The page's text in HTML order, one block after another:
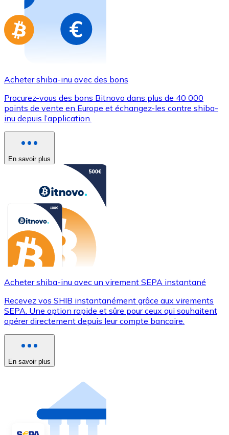
Aller à la boutique de cartes-cadeaux
Acheter shiba-inu avec des bons
Procurez-vous des bons Bitnovo dans plus de 40 000
points de vente en Europe et échangez-les contre shiba-
inu depuis l’application.
En savoir plus
Acheter shiba-inu avec un virement SEPA instantané
Recevez vos SHIB instantanément grâce aux virements
SEPA. Une option rapide et sûre pour ceux qui souhaitent
opérer directement depuis leur compte bancaire.
En savoir plus